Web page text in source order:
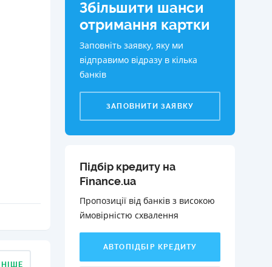
Збільшити шанси
отримання картки
Заповніть заявку, яку ми
відправимо відразу в кілька
банків
ЗАПОВНИТИ ЗАЯВКУ
Підбір кредиту на
Finance.ua
Пропозиції від банків з високою
ймовірністю схвалення️
АВТОПІДБІР КРЕДИТУ